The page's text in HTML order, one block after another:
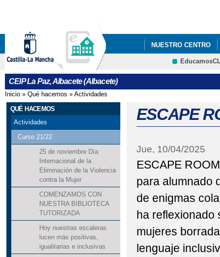
NUESTRO CENTRO
ERASMUS +
CEIP La Paz, Albacete (Albacete)
Se encuentra usted aquí
Inicio » Qué hacemos » Actividades
QUÉ HACEMOS
Actividades
Curso 21/22
25 de noviembre Día
Internacional de la
Eliminación de la Violencia
contra la Mujer
COMENZAMOS CON
NUESTRA BIBLIOTECA
TUTORIZADA
Hoy nuestras escaleras
lucen más positivas,
igualitarias e inclusivas
ESCAPE
Jue, 10/04/2025
ESCAPE
para alumnado
de enigmas
ha reflexionado
mujeres
lenguaje